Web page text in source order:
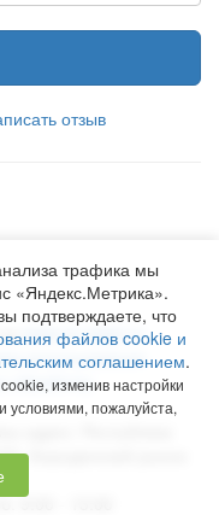
отзыв
www.ra-salgir.ru.
использования
обработку
адрес:
Бородинский рынок
9:00 - 13:00
трафика мы
«Яндекс.Метрика».
подтверждаете, что
файлов cookie и
соглашением.
изменив настройки
условиями, пожалуйста,